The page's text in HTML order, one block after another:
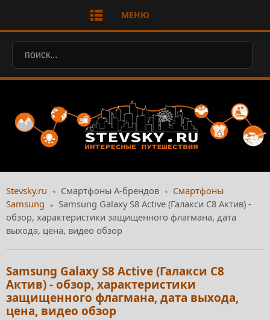
МЕНЮ
Stevsky.ru Смартфоны А-брендов
Смартфоны
Samsung
Samsung Galaxy S8 Active (Галакси С8 Актив) -
обзор, характеристики защищенного флагмана, дата
выхода, цена, видео обзор
Samsung Galaxy S8 Active (Галакси С8
Актив) - обзор, характеристики
защищенного флагмана, дата выхода,
цена, видео обзор